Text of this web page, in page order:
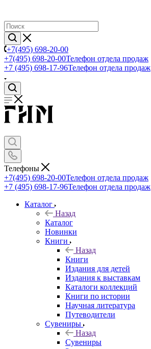
+7(495) 698-20-00
+7(495) 698-20-00Телефон отдела продаж
+7 (495) 698-17-96Телефон отдела продаж
Телефоны
+7(495) 698-20-00Телефон отдела продаж
+7 (495) 698-17-96Телефон отдела продаж
Каталог
Назад
Каталог
Новинки
Книги
Назад
Книги
Издания для детей
Издания к выставкам
Каталоги коллекций
Книги по истории
Научная литература
Путеводители
Сувениры
Назад
Сувениры